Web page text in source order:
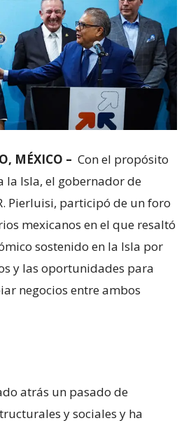
MÉXICO – Con el propósito
la Isla, el gobernador de
Pierluisi, participó de un foro
mexicanos en el que resaltó
sostenido en la Isla por
y las oportunidades para
negocios entre ambos
atrás un pasado de
y sociales y ha